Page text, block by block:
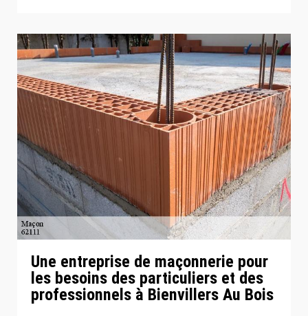
Une entreprise de maçonnerie pour
les besoins des particuliers et des
professionnels à Bienvillers Au Bois